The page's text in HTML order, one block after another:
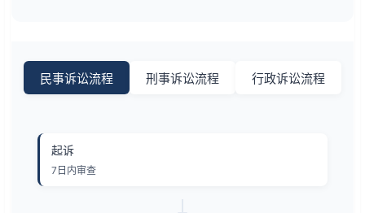
民事诉讼流程 刑事诉讼流程 行政诉讼流程
起诉
7日内审查